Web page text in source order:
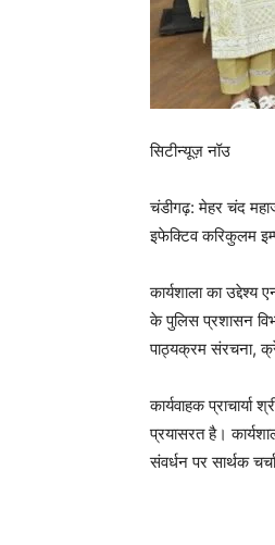
सिटीन्यूज़ नॉउ
चंडीगढ़: मेहर चंद
इफेक्टिव करिकुलम
कार्यशाला का उद्देश्य
के पुलिस प्रशासन
पाठ्यक्रम संरचना,
कार्यवाहक प्राचार्या
प्रयासरत है।
संवर्धन पर सार्थक